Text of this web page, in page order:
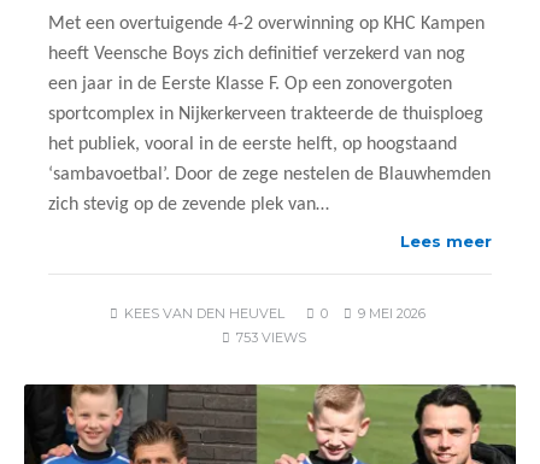
Met een overtuigende 4-2 overwinning op KHC Kampen
heeft Veensche Boys zich definitief verzekerd van nog
een jaar in de Eerste Klasse F. Op een zonovergoten
sportcomplex in Nijkerkerveen trakteerde de thuisploeg
het publiek, vooral in de eerste helft, op hoogstaand
‘sambavoetbal’. Door de zege nestelen de Blauwhemden
zich stevig op de zevende plek van…
Lees meer
KEES VAN DEN HEUVEL 0
9 MEI 2026
753 VIEWS